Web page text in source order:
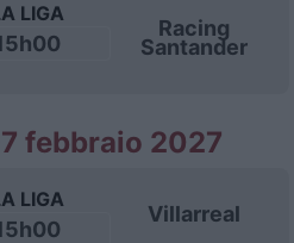
LIGA
Racing
Santander
febbraio 2027
LIGA
Villarreal